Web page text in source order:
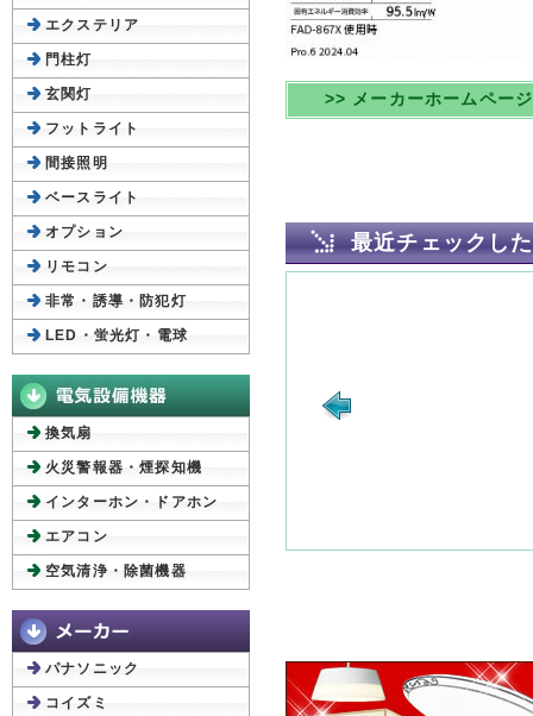
>> メーカーホームペー
最近チェックし
エクステリア
門柱灯
玄関灯
フットライト
間接照明
ベースライト
オプション
リモコン
非常・誘導・防犯灯
LED・蛍光灯・電球
換気扇
火災警報器・煙探知機
インターホン・ドアホン
エアコン
空気清浄・除菌機器
パナソニック
コイズミ